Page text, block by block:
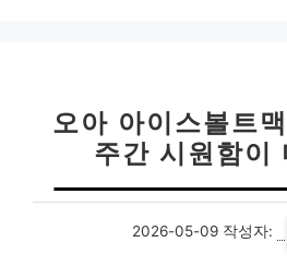
오아 아이스볼트
주간 시원함이
2026-05-09 작성자: